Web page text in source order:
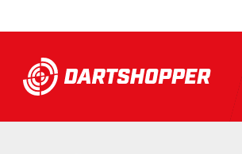
24 timer Gratisfragt ved køb over